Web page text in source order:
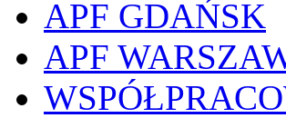
APF GDAŃSK
APF